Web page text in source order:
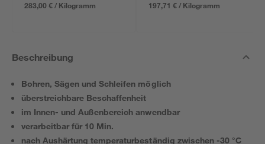
283,00 € / Kilogramm 197,71 € / Kilogramm
Beschreibung
Bohren, Sägen und Schleifen möglich
überstreichbare Beschaffenheit
im Innen- und Außenbereich anwendbar
verarbeitbar für 10 Min.
nach Aushärtung temperaturbeständig zwischen -30 °C